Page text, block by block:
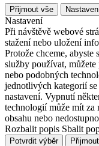
Přijmout vše
Nastavení
Při návštěvě webové
stažení nebo uložení
Protože chceme, abyste
služby používat,
nebo podobných
jednotlivých kategorií
nastavení. Vypnutí
technologií může mít za
obsahu nebo
Rozbalit popis Sbalit
Potvrdit výběr